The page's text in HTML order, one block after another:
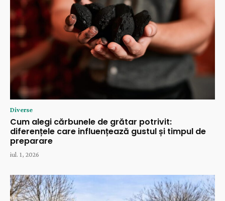
Diverse
Cum alegi cărbunele de grătar potrivit:
diferențele care influențează gustul și timpul de
preparare
iul. 1, 2026